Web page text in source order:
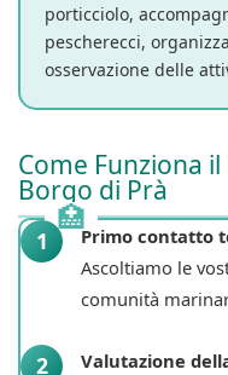
porticciolo,
pescherecci,
osservazione delle
Come Funziona
Borgo di Prà
Primo contatto
Ascoltiamo le
comunità
Valutazione